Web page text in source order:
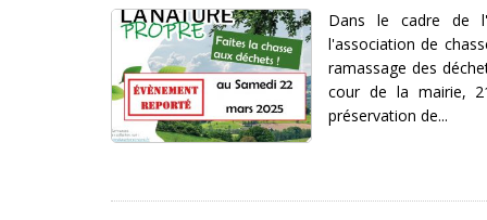
Dans le cadre de
l'association de
ramassage des
cour de la mairie,
préservation de...